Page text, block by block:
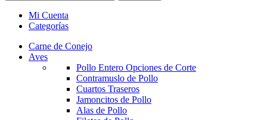
Mi Cuenta
Categorías
Carne de Conejo
Aves
Pollo Entero Opciones de Corte
Contramuslo de Pollo
Cuartos Traseros
Jamoncitos de Pollo
Alas de Pollo